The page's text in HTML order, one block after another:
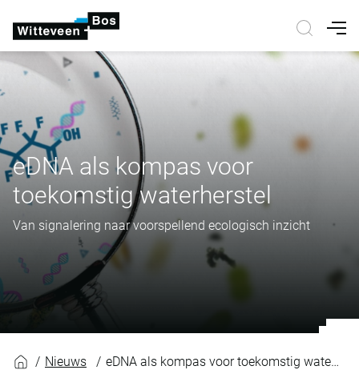
eDNA als kompas voor
toekomstig waterherstel
Van signalering naar voorspellend ecologisch inzicht
Nieuws eDNA als kompas voor toekomstig waterherstel